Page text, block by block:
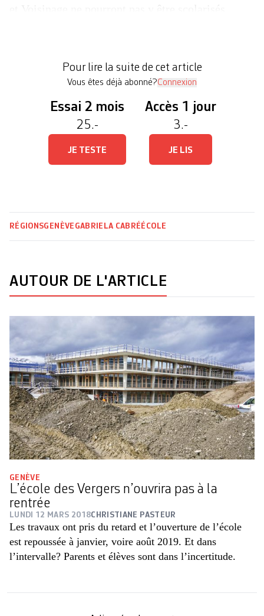
Pour lire la suite de cet article
Vous êtes déjà abonné?Connexion
Essai 2 mois
25.-
JE TESTE
Accès 1 jour
3.-
JE LIS
RÉGIONSGENÈVE GABRIELA CABRÉ ÉCOLE
AUTOUR DE L'ARTICLE
GENÈVE
L’école des Vergers n’ouvrira pas à la
rentrée
LUNDI 12 MARS 2018CHRISTIANE PASTEUR
Les travaux ont pris du retard et l’ouverture de l’école
est repoussée à janvier, voire août 2019. Et dans
l’intervalle? Parents et élèves sont dans l’incertitude.